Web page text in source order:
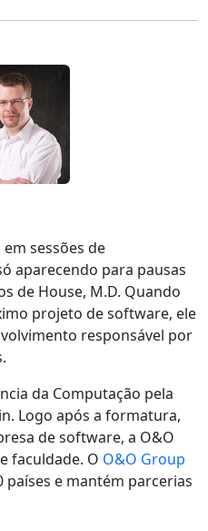
sessões de
aparecendo para pausas
de House, M.D. Quando
projeto de software, ele
responsável por
da Computação pela
Logo após a formatura,
de software, a O&O
faculdade. O O&O Group
países e mantém parcerias